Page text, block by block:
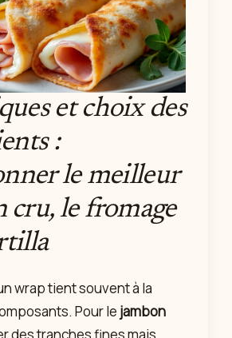
et choix des
:
le meilleur
cru, le fromage
wrap tient souvent à la
Pour le jambon
des tranches fines mais